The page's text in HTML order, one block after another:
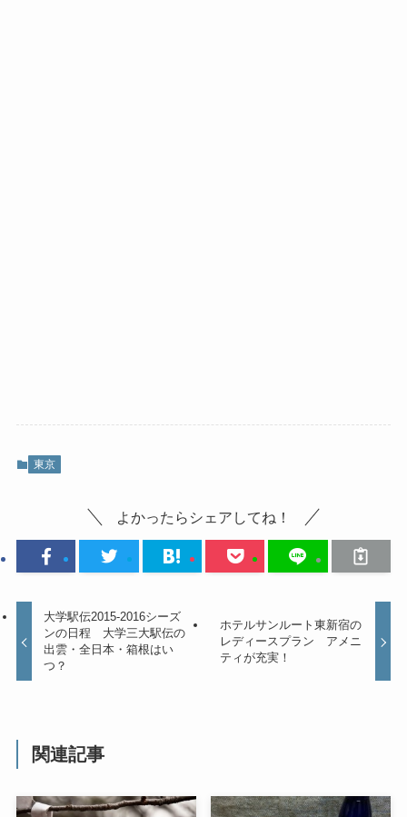
東京
よかったらシェアしてね！
大学駅伝2015-2016シーズ
ンの日程 大学三大駅伝の
出雲・全日本・箱根はい
つ？
ホテルサンルート東新宿の
レディースプラン アメニ
ティが充実！
関連記事